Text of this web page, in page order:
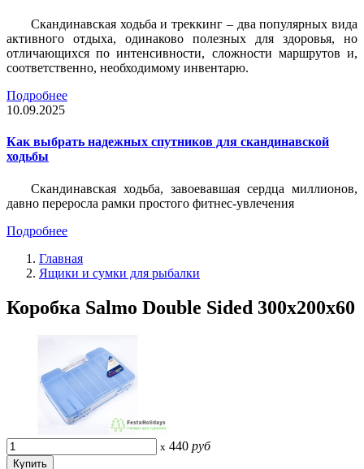
Скандинавская ходьба и треккинг – два популярных вида
активного отдыха, одинаково полезных для здоровья, но
отличающихся по интенсивности, сложности маршрутов и,
соответственно, необходимому инвентарю.
Подробнее
10.09.2025
Как выбрать надежных спутников для скандинавской
ходьбы
Скандинавская ходьба, завоевавшая сердца миллионов,
давно переросла рамки простого фитнес-увлечения
Подробнее
Главная
Ящики и сумки для рыбалки
Коробка Salmo Double Sided 300x200x60
x 440 руб